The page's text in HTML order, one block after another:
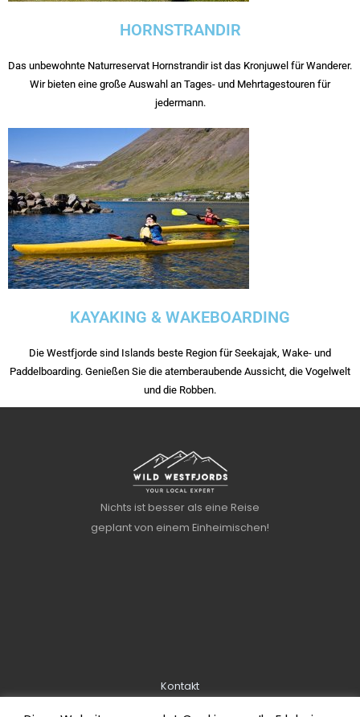
HORNSTRANDIR
Das unbewohnte Naturreservat Hornstrandir ist das Kronjuwel für Wanderer.
Wir bieten eine große Auswahl an Tages- und Mehrtagestouren für
jedermann.
KAYAKING & WAKEBOARDING
Die Westfjorde sind Islands beste Region für Seekajak, Wake- und
Paddelboarding. Genießen Sie die atemberaubende Aussicht, die Vogelwelt
und die Robben.
Nichts ist besser als eine Reise
geplant von einem Einheimischen!
Kontakt